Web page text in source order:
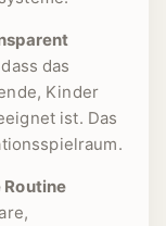
das
Kinder
ist. Das
Routine